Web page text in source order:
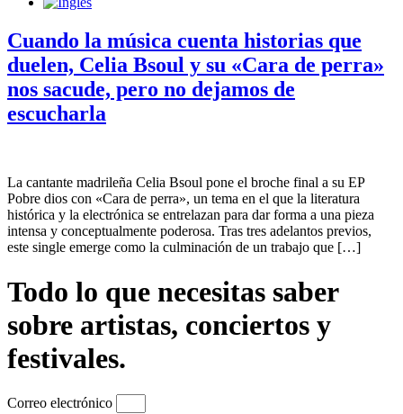
Cuando la música cuenta historias que
duelen, Celia Bsoul y su «Cara de perra»
nos sacude, pero no dejamos de
escucharla
La cantante madrileña Celia Bsoul pone el broche final a su EP
Pobre dios con «Cara de perra», un tema en el que la literatura
histórica y la electrónica se entrelazan para dar forma a una pieza
intensa y conceptualmente poderosa. Tras tres adelantos previos,
este single emerge como la culminación de un trabajo que […]
Todo lo que necesitas saber
sobre artistas, conciertos y
festivales.
Correo electrónico